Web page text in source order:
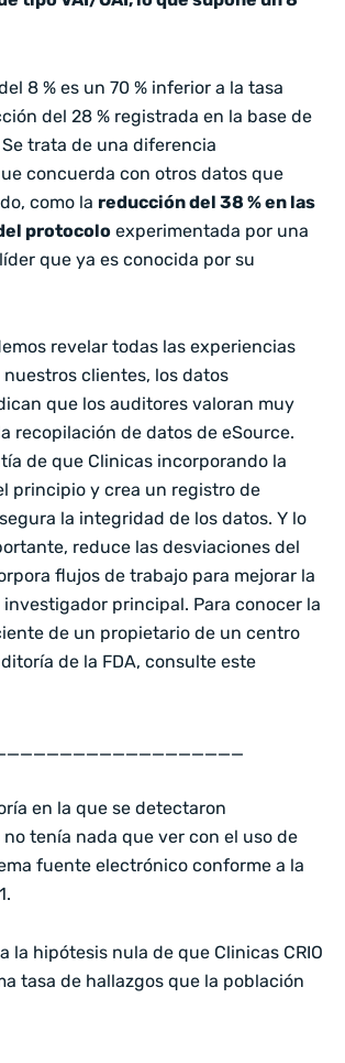
8 % es un 70 % inferior a la tasa
del 28 % registrada en la base de
trata de una diferencia
concuerda con otros datos que
como la reducción del 38 % en las
protocolo experimentada por una
que ya es conocida por su
revelar todas las experiencias
clientes, los datos
que los auditores valoran muy
recopilación de datos de eSource.
de que Clinicas incorporando la
principio y crea un registro de
la integridad de los datos. Y lo
reduce las desviaciones del
flujos de trabajo para mejorar la
principal. Para conocer la
de un propietario de un centro
de la FDA, consulte este
en la que se detectaron
tenía nada que ver con el uso de
fuente electrónico conforme a la
la hipótesis nula de que Clinicas CRIO
tasa de hallazgos que la población